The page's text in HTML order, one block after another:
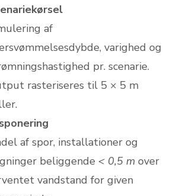
af
varighed og
pr. scenarie.
rasteriseres til 5 × 5 m
af spor, installationer og
beliggende < 0,5 m over
vandstand for given